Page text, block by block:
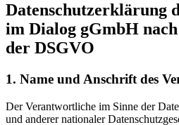
Datenschutzerklärung
im Dialog gGmbH
der DSGVO
1. Name und Anschrift des
Der Verantwortliche im Sinne der
und anderer nationaler